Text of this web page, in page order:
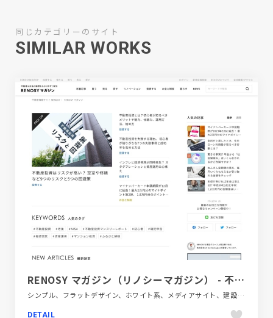
同じカテゴリーのサイト
SIMILAR WORKS
RENOSY マガジン（リノシーマガジン） - 不動産投資・中古マンション・住まいのお役立ち情報
シンプル、フラットデザイン、ホワイト系、メディアサイト、建設・住宅・不動産
DETAIL